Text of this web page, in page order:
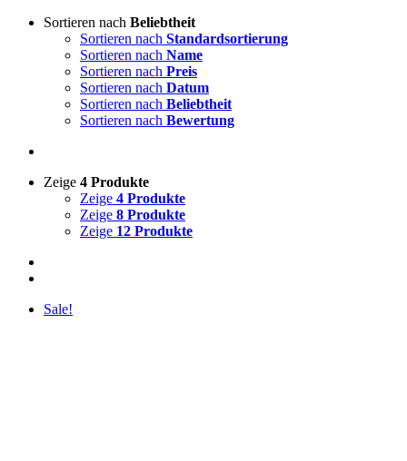
Sortieren nach Beliebtheit
Sortieren nach Standardsortierung
Sortieren nach Name
Sortieren nach Preis
Sortieren nach Datum
Sortieren nach Beliebtheit
Sortieren nach Bewertung
Zeige 4 Produkte
Zeige 4 Produkte
Zeige 8 Produkte
Zeige 12 Produkte
Sale!